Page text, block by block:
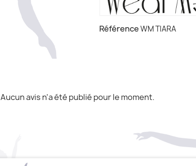
RéférenceWM TIARA
Aucun avis n'a été publié pour le moment.